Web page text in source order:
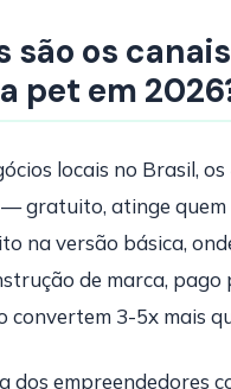
são os
pet em
locais no Brasil,
gratuito, atinge quem
na versão básica,
de marca,
convertem 3-5x mais
dos empreendedores